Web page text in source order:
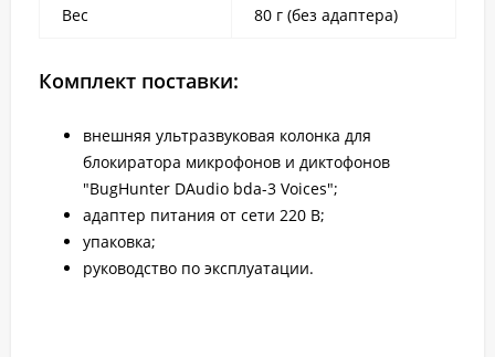
Вес 80 г (без адаптера)
Комплект поставки:
внешняя ультразвуковая колонка для
блокиратора микрофонов и диктофонов
"BugHunter DAudio bda-3 Voices";
адаптер питания от сети 220 В;
упаковка;
руководство по эксплуатации.